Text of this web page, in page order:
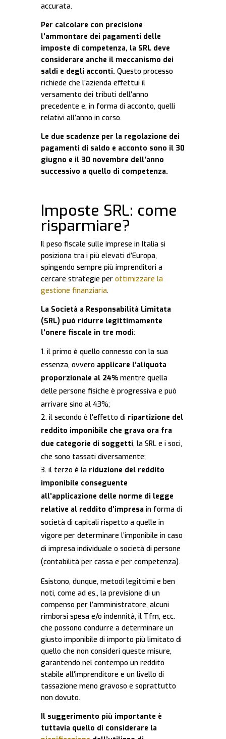
accurata.
Per calcolare con precisione
l’ammontare dei pagamenti delle
imposte di competenza, la SRL deve
considerare anche il meccanismo dei
saldi e degli acconti. Questo processo
richiede che l’azienda effettui il
versamento dei tributi dell’anno
precedente e, in forma di acconto, quelli
relativi all’anno in corso.
Le due scadenze per la regolazione dei
pagamenti di saldo e acconto sono il 30
giugno e il 30 novembre dell’anno
successivo a quello di competenza.
Imposte SRL: come
risparmiare?
Il peso fiscale sulle imprese in Italia si
posiziona tra i più elevati d’Europa,
spingendo sempre più imprenditori a
cercare strategie per ottimizzare la
gestione finanziaria.
La Società a Responsabilità Limitata
(SRL) può ridurre legittimamente
l’onere fiscale in tre modi:
il primo è quello connesso con la sua
essenza, ovvero applicare l’aliquota
proporzionale al 24%mentre quella
delle persone fisiche è progressiva e può
arrivare sino al 43%;
il secondo è l’effetto di ripartizione del
reddito imponibile che grava ora fra
due categorie di soggetti, la SRL e i soci,
che sono tassati diversamente;
il terzo è la riduzione del reddito
imponibile conseguente
all’applicazione delle norme di legge
relative al reddito d’impresa in forma di
società di capitali rispetto a quelle in
vigore per determinare l’imponibile in caso
di impresa individuale o società di persone
(contabilità per cassa e per competenza).
Esistono, dunque, metodi legittimi e ben
noti, come ad es., la previsione di un
compenso per l’amministratore, alcuni
rimborsi spesa e/o indennità, il Tfm, ecc.
che possono condurre a determinare un
giusto imponibile di importo più limitato di
quello che non consideri queste misure,
garantendo nel contempo un reddito
stabile all’imprenditore e un livello di
tassazione meno gravoso e soprattutto
non dovuto.
Il suggerimento più importante è
tuttavia quello di considerare la